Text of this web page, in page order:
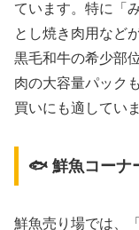
ています。特に「
とし焼き肉用など
黒毛和牛の希少部
肉の大容量パック
買いにも適していま
🐟 鮮魚コーナ
鮮魚売り場では、